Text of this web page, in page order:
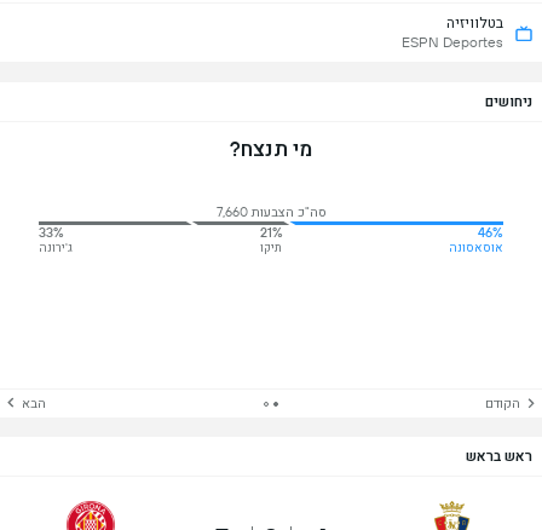
בטלוויזיה
ESPN Deportes
ניחושים
מי תנצח?
סה"כ הצבעות 7,660
46%
אוסאסונה
21%
תיקו
33%
ג'ירונה
הקודם הבא
ראש בראש